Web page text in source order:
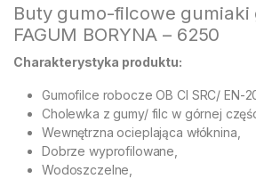
Buty gumo-filcowe gumiaki
FAGUM BORYNA – 6250
Charakterystyka produktu:
Gumofilce robocze OB CI SRC/ EN-
Cholewka z gumy/ filc w górnej
Wewnętrzna ocieplająca włóknina,
Dobrze wyprofilowane,
Wodoszczelne,